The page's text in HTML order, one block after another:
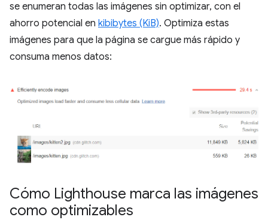
se enumeran todas las imágenes sin optimizar, con el
ahorro potencial en kibibytes (KiB). Optimiza estas
imágenes para que la página se cargue más rápido y
consuma menos datos:
Cómo Lighthouse marca las imágenes
como optimizables